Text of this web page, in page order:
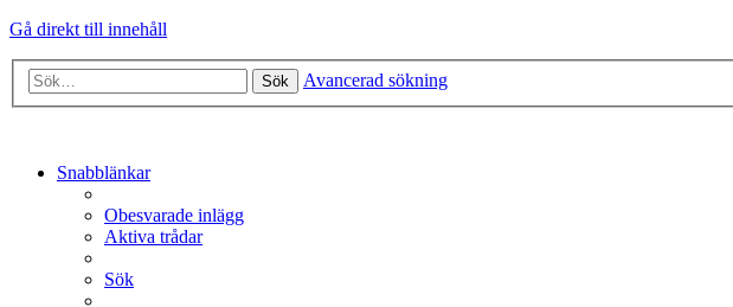
Gå direkt till innehåll
Sök Avancerad sökning
Snabblänkar
Obesvarade inlägg
Aktiva trådar
Sök